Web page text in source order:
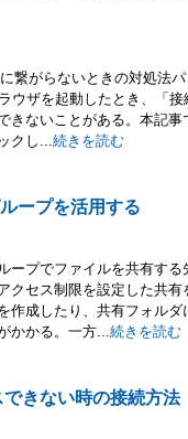
繋がらないときの対処法
ウザを起動したとき、「
きないことがある。本記
クし...続きを読む
ープを活用する
ープでファイルを共有す
クセス制限を設定した共
作成したり、共有フォル
かかる。一方...続きを読む
きない時の接続方法